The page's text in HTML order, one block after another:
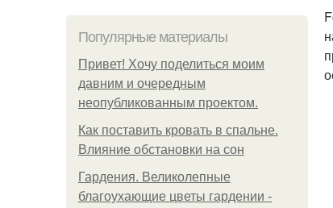
Популярные материалы
Привет! Хочу поделиться моим
давним и очередным
неопубликованным проектом.
Как поставить кровать в спальне.
Влияние обстановки на сон
Гардения. Великолепные
благоухающие цветы гардении -